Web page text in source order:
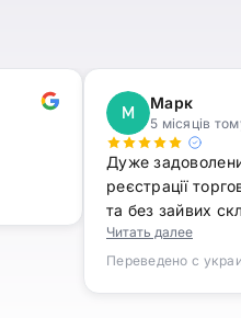
М
Марк
5 місяців
Дуже
реєстрації
та без зайвих
Читать далее
Переведено с